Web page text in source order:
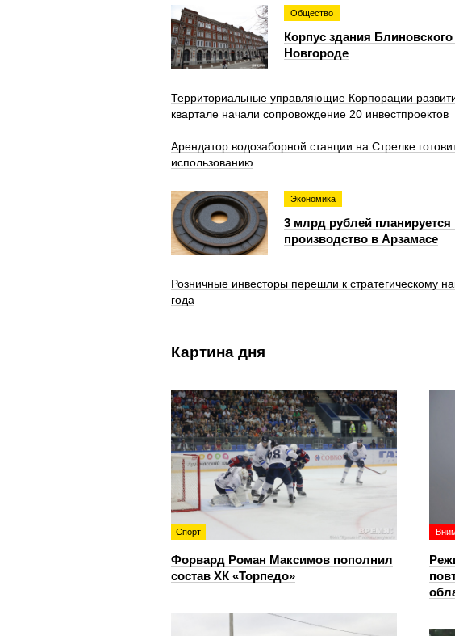
Общество
Корпус здания
Новгороде
Территориальные управляющие Корпорации
квартале начали сопровождение 20 инвестпроектов
Арендатор водозаборной станции на Стрелке
использованию
Экономика
3 млрд рублей планируется
производство в Арзамасе
Розничные инвесторы перешли к стратегическому
года
Картина дня
Спорт
Форвард Роман Максимов пополнил
состав ХК «Торпедо»